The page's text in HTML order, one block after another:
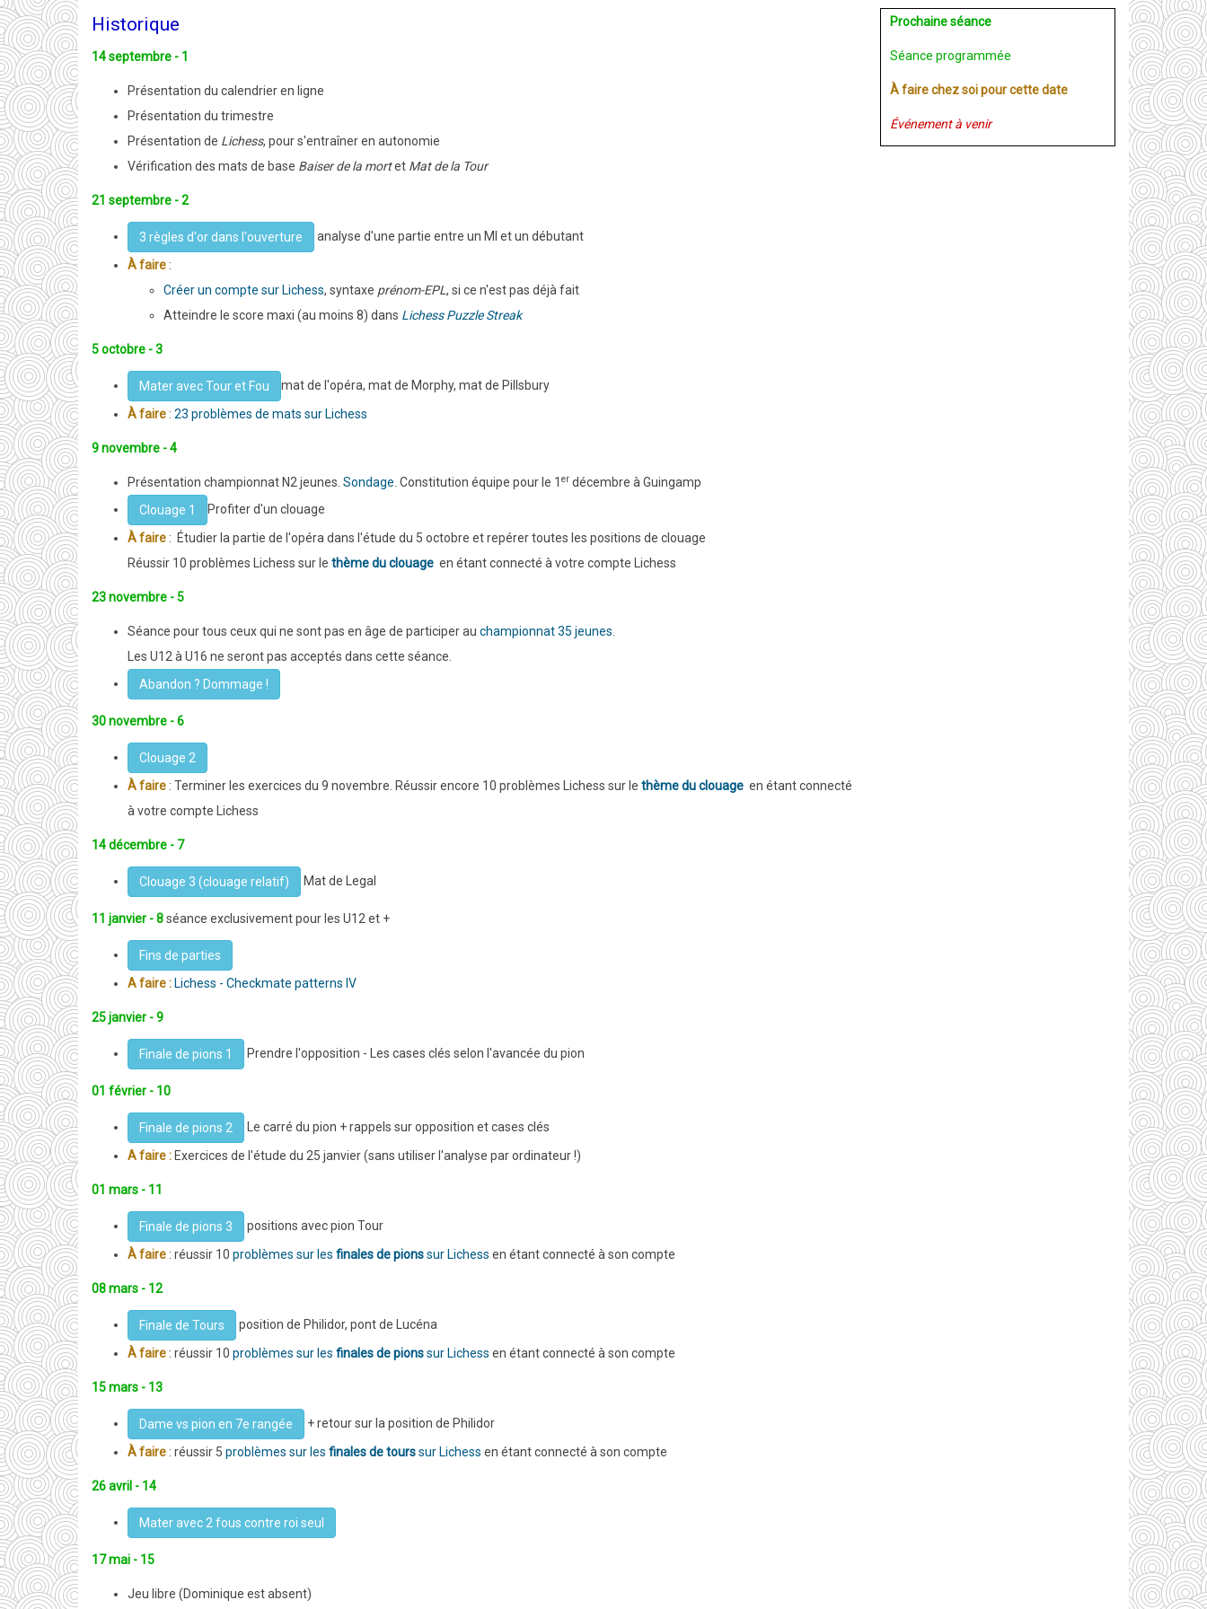
Historique
14 septembre - 1
Présentation du calendrier en ligne
Présentation du trimestre
Présentation de Lichess, pour s'entraîner en autonomie
Vérification des mats de base Baiser de la mortet Mat de la Tour
21 septembre - 2
3 règles d'or dans l'ouverture analyse d'une partie entre un MI et un débutant
À faire :
Créer un compte sur Lichess, syntaxe prénom-EPL, si ce n'est pas déjà fait
Atteindre le score maxi (au moins 8) dans Lichess Puzzle Streak
5 octobre - 3
Mater avec Tour et Fou mat de l'opéra, mat de Morphy, mat de Pillsbury
À faire : 23 problèmes de mats sur Lichess
9 novembre - 4
Présentation championnat N2 jeunes. Sondage . Constitution équipe pour le 1 er décembre à Guingamp
Clouage 1
Profiter d'un clouage
À faire : Étudier la partie de l'opéra dans l'étude du 5 octobre et repérer toutes les positions de clouage
Réussir 10 problèmes Lichess sur le thème du clouage en étant connecté à votre compte Lichess
23 novembre - 5
Séance pour tous ceux qui ne sont pas en âge de participer au championnat 35 jeunes
Les U12 à U16 ne seront pas acceptés dans cette séance.
Abandon ? Dommage !
30 novembre - 6
Clouage 2
À faire : Terminer les exercices du 9 novembre. Réussir encore 10 problèmes Lichess sur le thème du clouage en étant connecté
à votre compte Lichess
14 décembre - 7
Clouage 3 (clouage relatif) Mat de Legal
11 janvier - 8séance exclusivement pour les U12 et +
Fins de parties
A faire : Lichess - Checkmate patterns IV
25 janvier - 9
Finale de pions 1 Prendre l'opposition - Les cases clés selon l'avancée du pion
01 février - 10
Finale de pions 2 Le carré du pion + rappels sur opposition et cases clés
A faire : Exercices de l'étude du 25 janvier (sans utiliser l'analyse par ordinateur !)
01 mars - 11
Finale de pions 3 positions avec pion Tour
À faire : réussir 10 problèmes sur les finales de pionssur Lichess en étant connecté à son compte
08 mars - 12
Finale de Tours position de Philidor, pont de Lucéna
À faire : réussir 10 problèmes sur les finales de pionssur Lichess en étant connecté à son compte
15 mars - 13
Dame vs pion en 7e rangée + retour sur la position de Philidor
À faire : réussir 5 problèmes sur les finales de tourssur Lichess en étant connecté à son compte
26 avril - 14
Mater avec 2 fous contre roi seul
17 mai - 15
Jeu libre (Dominique est absent)
Prochaine séance
Séance programmée
À faire chez soi pour cette date
Événement à venir